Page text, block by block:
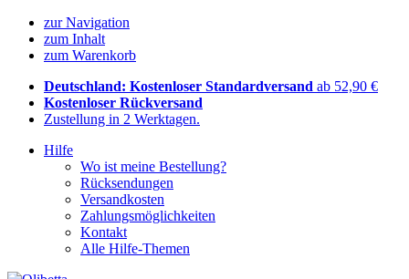
zur Navigation
zum Inhalt
zum Warenkorb
Deutschland: Kostenloser Standardversand ab 52,90 €
Kostenloser Rückversand
Zustellung in 2 Werktagen.
Hilfe
Wo ist meine Bestellung?
Rücksendungen
Versandkosten
Zahlungsmöglichkeiten
Kontakt
Alle Hilfe-Themen